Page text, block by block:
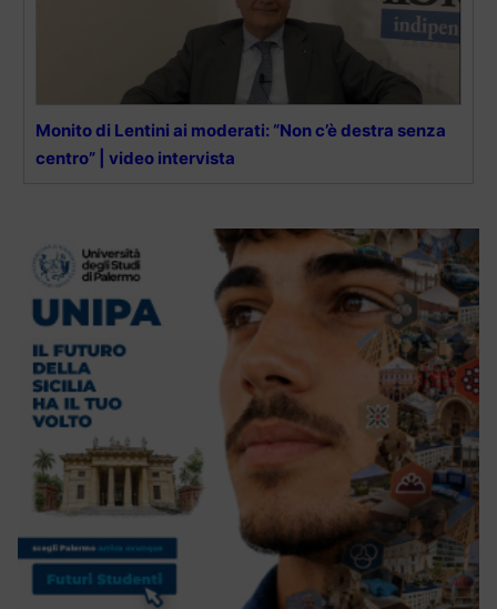
Monito di Lentini ai moderati: “Non c’è destra senza
centro” | video intervista